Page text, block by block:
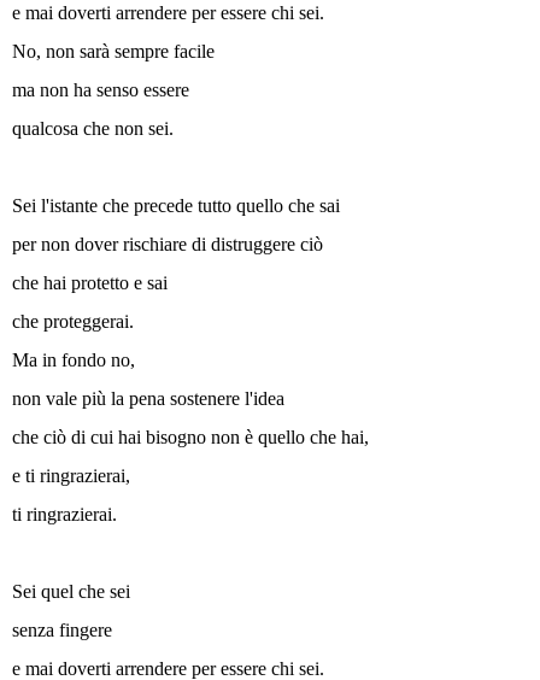
e mai doverti arrendere per essere chi sei.
No, non sarà sempre facile
ma non ha senso essere
qualcosa che non sei.
Sei l'istante che precede tutto quello che sai
per non dover rischiare di distruggere ciò
che hai protetto e sai
che proteggerai.
Ma in fondo no,
non vale più la pena sostenere l'idea
che ciò di cui hai bisogno non è quello che hai,
e ti ringrazierai,
ti ringrazierai.
Sei quel che sei
senza fingere
e mai doverti arrendere per essere chi sei.